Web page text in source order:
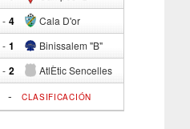
- Cala D'or
4
- Binissalem "B"
1
- AtlÈtic Sencelles
2
- CLASIFICACIÓN